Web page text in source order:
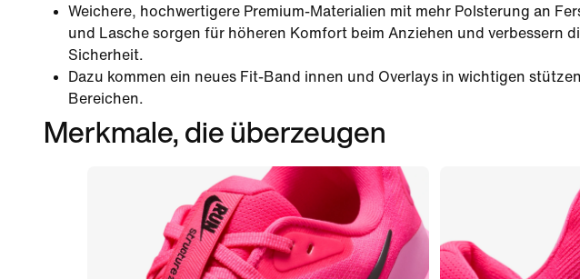
Weichere, hochwertigere Premium-Materialien mit mehr Polsterung an
und Lasche sorgen für höheren Komfort beim Anziehen und verbessern
Sicherheit.
Dazu kommen ein neues Fit-Band innen und Overlays in wichtigen
Bereichen.
Merkmale, die überzeugen